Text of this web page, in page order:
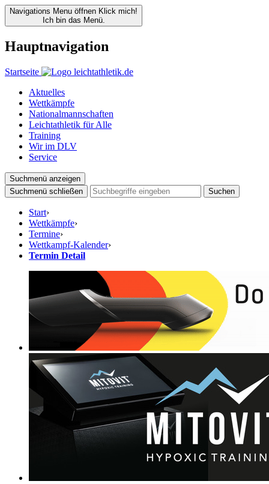
Navigations Menu öffnen Klick mich!
Ich bin das Menü.
Hauptnavigation
Startseite
Aktuelles
Wettkämpfe
Nationalmannschaften
Leichtathletik für Alle
Training
Wir im DLV
Service
Suchmenü anzeigen
Suchmenü schließen
Suchen
Start›
Wettkämpfe›
Termine›
Wettkampf-Kalender›
Termin Detail